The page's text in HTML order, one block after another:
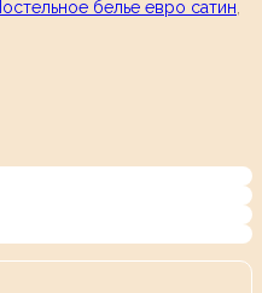
белье евро сатин